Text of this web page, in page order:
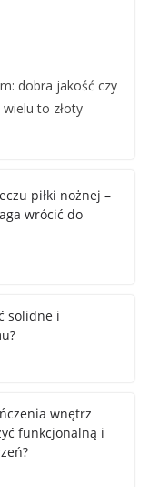
dobra jakość czy
to złoty
piłki nożnej –
wrócić do
solidne i
wnętrz
funkcjonalną i